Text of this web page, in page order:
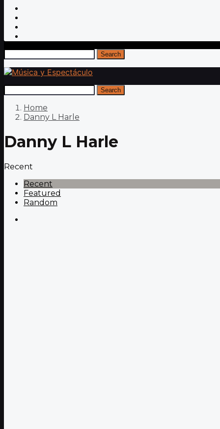
Search
Search
Home
Danny L Harle
Danny L Harle
Recent
Recent
Featured
Random